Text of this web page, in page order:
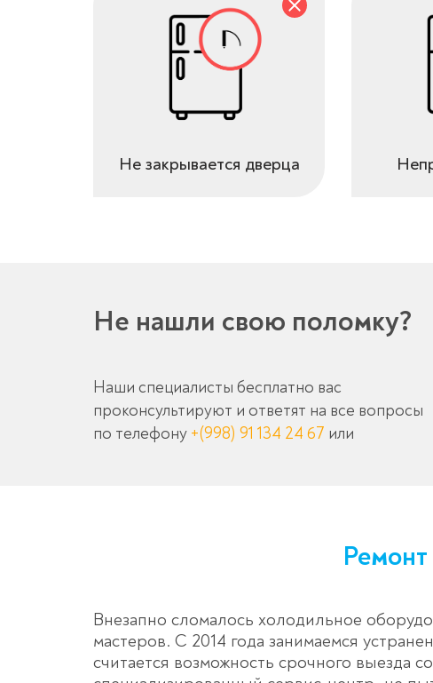
Не закрывается дверца
Не нашли свою поломку?
Наши специалисты бесплатно вас
проконсультируют и ответят на все вопросы
по телефону +(998) 91 134 24 67 или
Внезапно сломалось холодильное
мастеров. С 2014 года занимаемся
считается возможность срочного выезда